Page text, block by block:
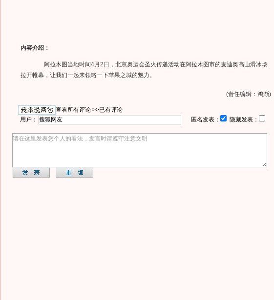
内容介绍：
阿拉木图当地时间4月2日，北京奥运会圣火传递活动在阿拉木图市的麦迪奥高山滑冰场
拉开帷幕，让我们一起来领略一下苹果之城的魅力。
(责任编辑：鸿渐)
查看所有评论 >>已有评论
用户：
匿名发表： 隐藏发表：